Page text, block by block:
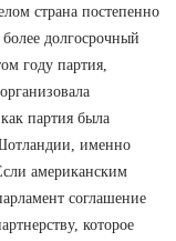
страна постепенно
долгосрочный
году партия,
как партия была
именно
американским
соглашение
которое